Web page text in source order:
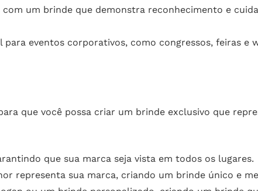
um brinde que demonstra reconhecimento e
para eventos corporativos, como congressos, feiras e
que você possa criar um brinde exclusivo que
que sua marca seja vista em todos os lugares.
representa sua marca, criando um brinde único e